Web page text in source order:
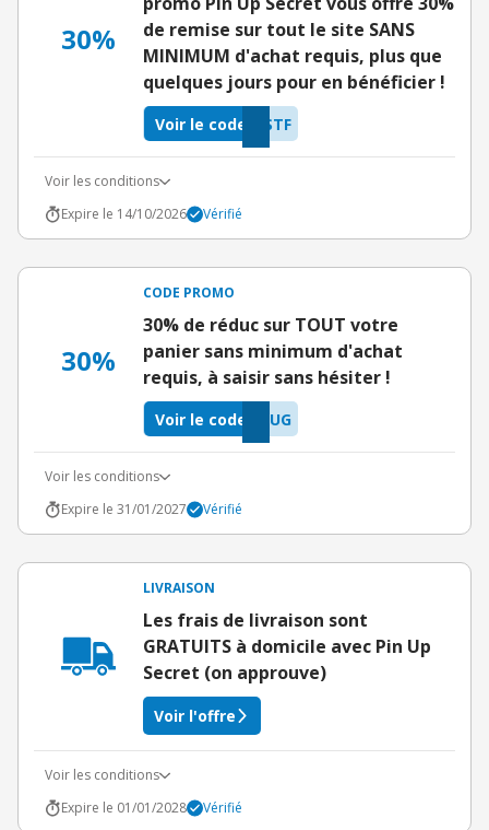
30%
de remise sur tout le site SANS
MINIMUM d'achat requis, plus que
quelques jours pour en bénéficier !
STF
Voir le code
Voir les conditions
Expire le 14/10/2026
Vérifié
30%
CODE PROMO
30% de réduc sur TOUT votre
panier sans minimum d'achat
requis, à saisir sans hésiter !
SUG
Voir le code
Voir les conditions
Expire le 31/01/2027
Vérifié
LIVRAISON
Les frais de livraison sont
GRATUITS à domicile avec Pin Up
Secret (on approuve)
Voir l'offre
Voir les conditions
Expire le 01/01/2028
Vérifié